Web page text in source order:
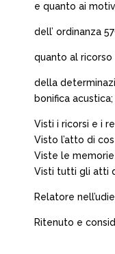
e quanto ai
dell’ ordinanza
quanto al ricorso
della
bonifica acustica;
Visti i ricorsi e i
Visto l’atto di
Viste le
Visti tutti gli atti
Relatore
Ritenuto e